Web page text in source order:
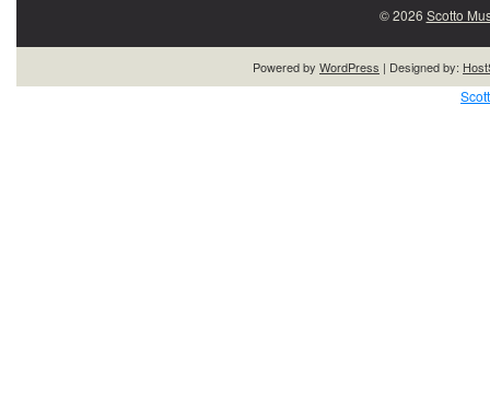
© 2026 Scotto
Powered by WordPress | Designed by: